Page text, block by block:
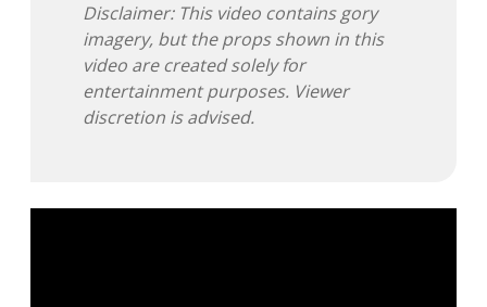
Adventskalender 2024
Disclaimer: This video contains gory
imagery, but the props shown in this
video are created solely for
entertainment purposes. Viewer
discretion is advised.